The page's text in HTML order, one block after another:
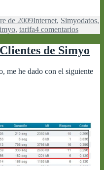
de 2009Categorías
Internet, Simyodatos,
, tarifa4 comentariosen
tarifa
de
de
de Simyo
me he dado con el siguiente